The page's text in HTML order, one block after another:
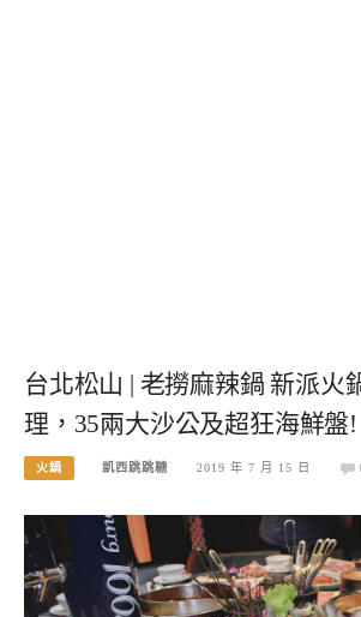
台北松山 | 老撈麻辣鍋 新派火
理，35兩大沙公及超狂海鮮盤!
火鍋 凱西跳跳糖 2019 年 7 月 15 日